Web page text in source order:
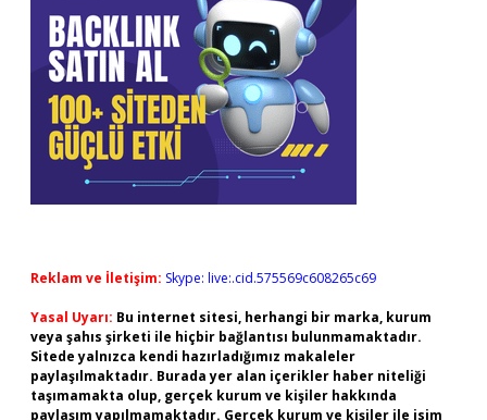
Reklam ve İletişim: Skype: live:.cid.575569c608265c69
Yasal Uyarı: Bu internet sitesi, herhangi bir marka, kurum
veya şahıs şirketi ile hiçbir bağlantısı bulunmamaktadır.
Sitede yalnızca kendi hazırladığımız makaleler
paylaşılmaktadır. Burada yer alan içerikler haber niteliği
taşımamakta olup, gerçek kurum ve kişiler hakkında
paylaşım yapılmamaktadır. Gerçek kurum ve kişiler ile isim